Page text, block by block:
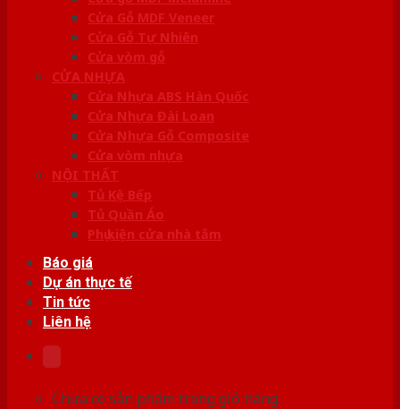
Cửa Gỗ MDF Veneer
Cửa Gỗ Tự Nhiên
Cửa vòm gỗ
CỬA NHỰA
Cửa Nhựa ABS Hàn Quốc
Cửa Nhựa Đài Loan
Cửa Nhựa Gỗ Composite
Cửa vòm nhựa
NỘI THẤT
Tủ Kệ Bếp
Tủ Quần Áo
Phụ kiện cửa nhà tắm
Báo giá
Dự án thực tế
Tin tức
Liên hệ
Chưa có sản phẩm trong giỏ hàng.